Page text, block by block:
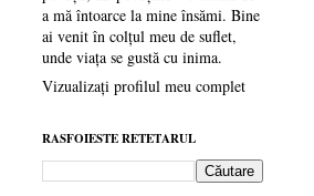
a mă întoarce la mine însămi. Bine
ai venit în colțul meu de suflet,
unde viața se gustă cu inima.
Vizualizați profilul meu complet
RASFOIESTE RETETARUL